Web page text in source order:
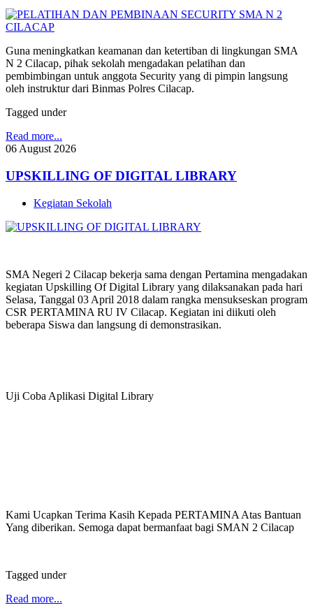
Guna meningkatkan keamanan dan ketertiban di lingkungan SMA
N 2 Cilacap, pihak sekolah mengadakan pelatihan dan
pembimbingan untuk anggota Security yang di pimpin langsung
oleh instruktur dari Binmas Polres Cilacap.
Tagged under
Read more...
06 August 2026
UPSKILLING OF DIGITAL LIBRARY
Kegiatan Sekolah
SMA Negeri 2 Cilacap bekerja sama dengan Pertamina mengadakan
kegiatan Upskilling Of Digital Library yang dilaksanakan pada hari
Selasa, Tanggal 03 April 2018 dalam rangka mensukseskan program
CSR PERTAMINA RU IV Cilacap. Kegiatan ini diikuti oleh
beberapa Siswa dan langsung di demonstrasikan.
Uji Coba Aplikasi Digital Library
Kami Ucapkan Terima Kasih Kepada PERTAMINA Atas Bantuan
Yang diberikan. Semoga dapat bermanfaat bagi SMAN 2 Cilacap
Tagged under
Read more...